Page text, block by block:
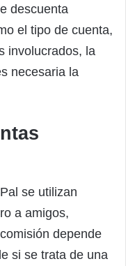
descuenta
el tipo de cuenta,
involucrados, la
necesaria la
se utilizan
a amigos,
depende
si se trata de una